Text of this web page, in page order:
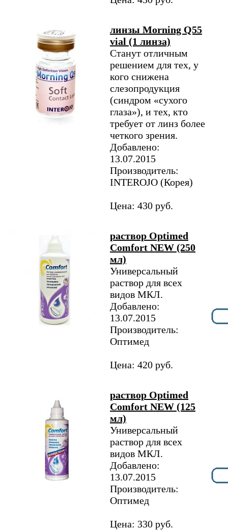
линзы Morning Q55
vial (1 линза)
Станут отличным
решением для тех, у
кого снижена
слезопродукция
(синдром «сухого
глаза»), и тех, кто
требует от линз более
четкого зрения.
Добавлено:
13.07.2015
Производитель:
INTEROJO (Корея)
Цена: 430 руб.
раствор Optimed
Comfort NEW (250
мл)
Универсальный
раствор для всех
видов МКЛ.
Добавлено:
13.07.2015
Производитель:
Оптимед
Цена: 420 руб.
раствор Optimed
Comfort NEW (125
мл)
Универсальный
раствор для всех
видов МКЛ.
Добавлено:
13.07.2015
Производитель:
Оптимед
Цена: 330 руб.